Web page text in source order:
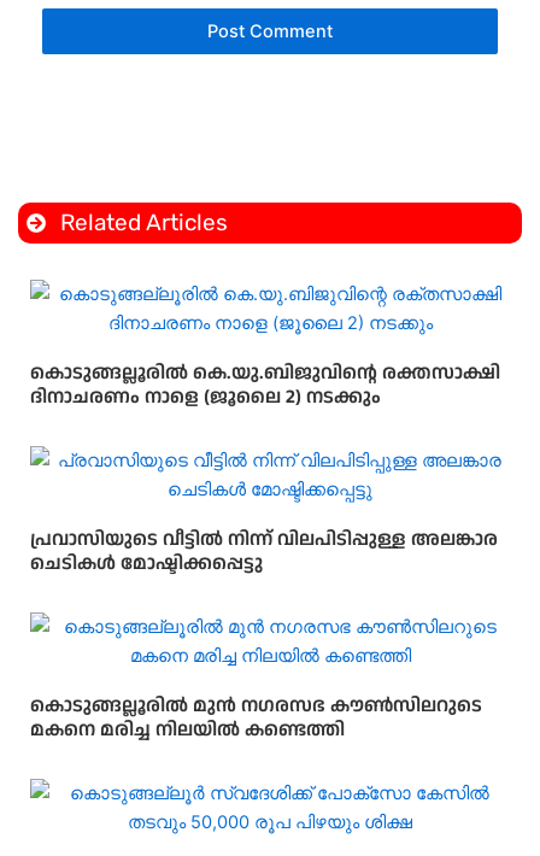
Related Articles
കൊടുങ്ങല്ലൂരിൽ കെ.യു.ബിജുവിന്റെ രക്തസാക്ഷി
ദിനാചരണം നാളെ (ജൂലൈ 2) നടക്കും
പ്രവാസിയുടെ വീട്ടിൽ നിന്ന് വിലപിടിപ്പുള്ള അലങ്കാര
ചെടികൾ മോഷ്ടിക്കപ്പെട്ടു
കൊടുങ്ങല്ലൂരിൽ മുൻ നഗരസഭ കൗൺസിലറുടെ
മകനെ മരിച്ച നിലയിൽ കണ്ടെത്തി